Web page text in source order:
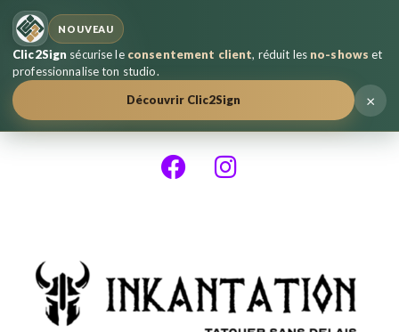
NOUVEAU
Clic2Sign sécurise le consentement client, réduit les no-shows et
professionnalise ton studio.
Découvrir Clic2Sign
×